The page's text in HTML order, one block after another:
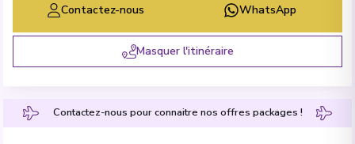
Contactez-nous WhatsApp
Masquer l'itinéraire
Contactez-nous pour connaitre nos offres packages !